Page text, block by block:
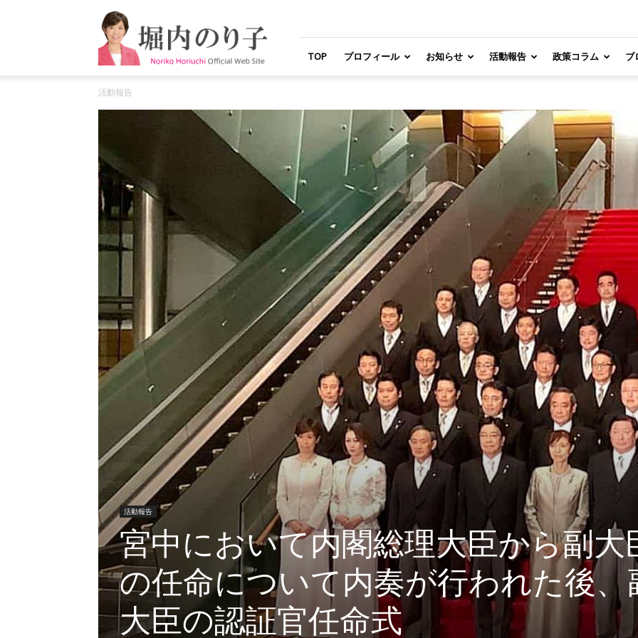
堀
内
の
り
オ
ル
ウ
ェ
ブ
サ
イ
ト
TOP プロフィール お知らせ 活動報告 政策コラム ブ
活動報告
活動報告
宮中において内閣総理大臣から副大
の任命について内奏が行われた後、
大臣の認証官任命式